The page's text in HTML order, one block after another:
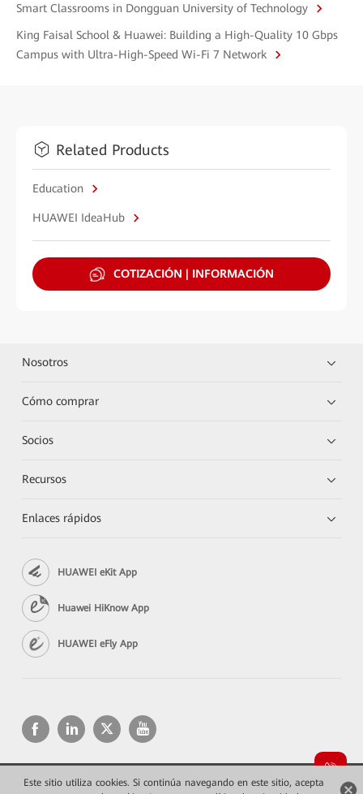
Este sitio utiliza cookies. Si continúa navegando en este sitio, acepta
Smart Classrooms in Dongguan University of Technology
King Faisal School & Huawei: Building a High-Quality 10 Gbps
Campus with Ultra-High-Speed Wi-Fi 7 Network
Related Products
Education
HUAWEI IdeaHub
COTIZACIÓN | INFORMACIÓN
Nosotros
Cómo comprar
Socios
Recursos
Enlaces rápidos
HUAWEI eKit App
Huawei HiKnow App
HUAWEI eFly App
Copyright © 2026 Huawei Technologies Co., Ltd. Todos los derechos reservados.